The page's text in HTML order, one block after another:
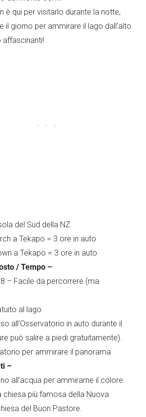
è qui per visitarlo durante la notte,
il giorno per ammirare il lago dall’alto.
del Sud della NZ
a Tekapo = 3 ore in auto
a Tekapo = 3 ore in auto
/ Tempo –
– Facile da percorrere (ma
al lago
all’Osservatorio in auto durante il
può salire a piedi gratuitamente).
per ammirare il panorama
–
all’acqua per ammirarne il colore.
chiesa più famosa della Nuova
del Buon Pastore.